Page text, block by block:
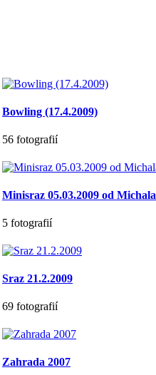
Bowling (17.4.2009)
56 fotografií
Minisraz 05.03.2009 od Michala
5 fotografií
Sraz 21.2.2009
69 fotografií
Zahrada 2007